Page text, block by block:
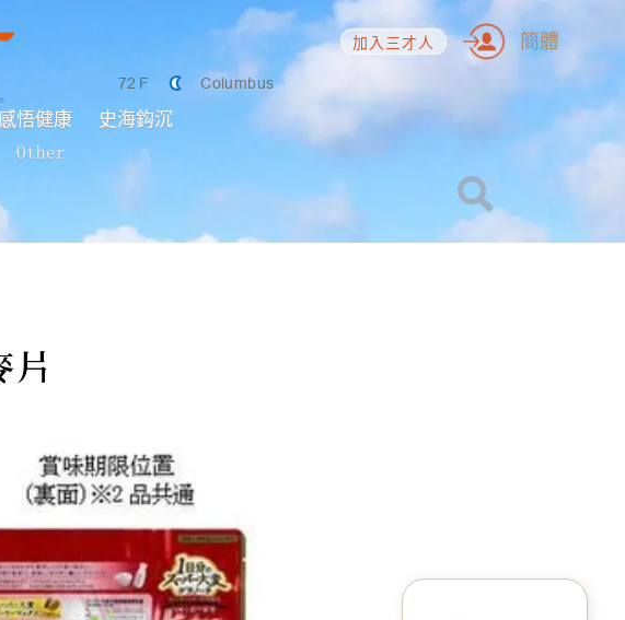
72 F Columbus
感悟健康
史海鈎沉
Other
加入三才人 簡體
片